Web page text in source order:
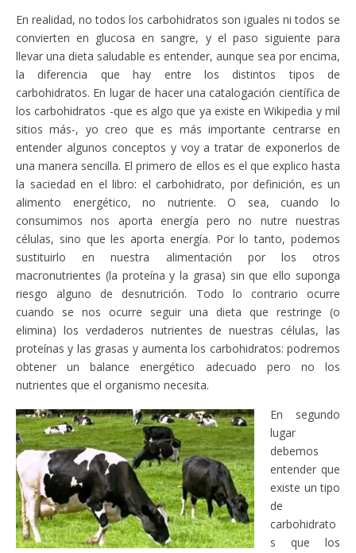
En realidad, no todos los carbohidratos son iguales ni todos se
convierten en glucosa en sangre, y el paso siguiente para
llevar una dieta saludable es entender, aunque sea por encima,
la diferencia que hay entre los distintos tipos de
carbohidratos. En lugar de hacer una catalogación científica de
los carbohidratos -que es algo que ya existe en Wikipedia y mil
sitios más-, yo creo que es más importante centrarse en
entender algunos conceptos y voy a tratar de exponerlos de
una manera sencilla. El primero de ellos es el que explico hasta
la saciedad en el libro: el carbohidrato, por definición, es un
alimento energético, no nutriente. O sea, cuando lo
consumimos nos aporta energía pero no nutre nuestras
células, sino que les aporta energía. Por lo tanto, podemos
sustituirlo en nuestra alimentación por los otros
macronutrientes (la proteína y la grasa) sin que ello suponga
riesgo alguno de desnutrición. Todo lo contrario ocurre
cuando se nos ocurre seguir una dieta que restringe (o
elimina) los verdaderos nutrientes de nuestras células, las
proteínas y las grasas y aumenta los carbohidratos: podremos
obtener un balance energético adecuado pero no los
nutrientes que el organismo necesita.
En segundo
lugar
debemos
entender que
existe un tipo
de
carbohidrato
s que los